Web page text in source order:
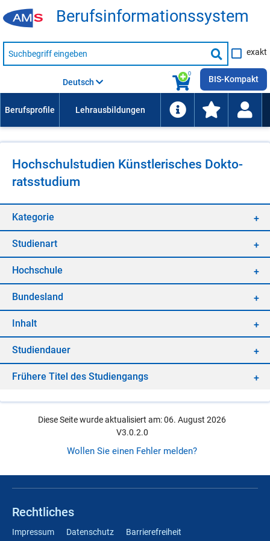
Be­rufs­in­for­ma­ti­ons­sys­tem
Suche
nach
Suche
starten
exakt
0
Deutsch BIS-Kompakt
Hoch­schul­stu­di­en Künst­le­ri­sches Dok­to­
rats­stu­di­um
Ka­te­go­rie
Stu­di­en­art
Hoch­schu­le
Bun­des­land
In­halt
Stu­di­en­dau­er
Frü­he­re Ti­tel des Stu­di­en­gangs
Diese Seite wurde aktualisiert am: 06. August 2026
V3.0.2.0
Wollen Sie einen Fehler melden?
Rechtliches
Impressum Datenschutz Barrierefreiheit